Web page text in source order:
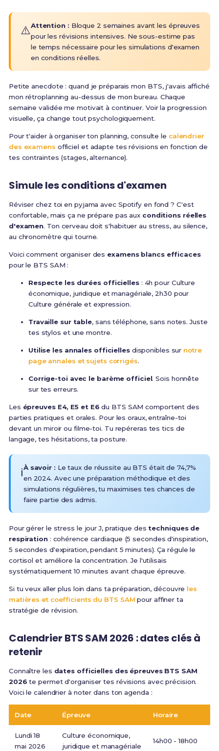
⚠️Attention : Bloque 2 semaines avant les épreuves
pour les révisions intensives. Ne sous-estime pas
le temps nécessaire pour les simulations d'examen
en conditions réelles.
Petite anecdote : quand je préparais mon BTS, j'avais affiché
mon rétroplanning au-dessus de mon bureau. Chaque
semaine validée me motivait à continuer. Voir la progression
visuelle, ça change tout psychologiquement.
Pour t'aider à organiser ton planning, consulte le calendrier
des examens officiel et adapte tes révisions en fonction de
tes contraintes (stages, alternance).
Simule les conditions d'examen
Réviser chez toi en pyjama avec Spotify en fond ? C'est
confortable, mais ça ne prépare pas aux conditions réelles
d'examen. Ton cerveau doit s'habituer au stress, au silence,
au chronomètre qui tourne.
Voici comment organiser des examens blancs efficaces
pour le BTS SAM :
Respecte les durées officielles: 4h pour Culture
économique, juridique et managériale, 2h30 pour
Culture générale et expression.
Travaille sur table, sans téléphone, sans notes. Juste
tes stylos et une montre.
Utilise les annales officiellesdisponibles sur notre
page annales et sujets corrigés.
Corrige-toi avec le barème officiel. Sois honnête
sur tes erreurs.
Les épreuves E4, E5 et E6 du BTS SAM comportent des
parties pratiques et orales. Pour les oraux, entraîne-toi
devant un miroir ou filme-toi. Tu repéreras tes tics de
langage, tes hésitations, ta posture.
ℹ️À savoir : Le taux de réussite au BTS était de 74,7%
en 2024. Avec une préparation méthodique et des
simulations régulières, tu maximises tes chances de
faire partie des admis.
Pour gérer le stress le jour J, pratique destechniques de
respiration: cohérence cardiaque (5 secondes d'inspiration,
5 secondes d'expiration, pendant 5 minutes). Ça régule le
cortisol et améliore la concentration. Je l'utilisais
systématiquement 10 minutes avant chaque épreuve.
Si tu veux aller plus loin dans ta préparation, découvre les
matières et coefficients du BTS SAM pour affiner ta
stratégie de révision.
Calendrier BTS SAM 2026 : dates clés à
retenir
Connaître les dates officielles des épreuves BTS SAM
2026 te permet d'organiser tes révisions avec précision.
Voici le calendrier à noter dans ton agenda :
Date Épreuve Horaire
Lundi 18
mai 2026
Culture économique,
juridique et managériale
14h00 - 18h00